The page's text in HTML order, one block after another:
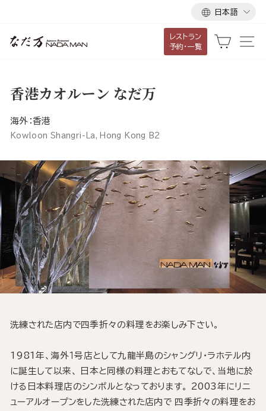
ツ
に
移
動
す
る
言
語
日本語
レストラン
予約・一覧
カート
香港カオルーン なだ万
海外：香港
Kowloon Shangri-La, Hong Kong B2
洗練された店内で四季折々の料理をお楽しみ下さい。
1981年、海外１号店として九龍半島のシャングリ・ラホテル内
に誕生して以来、 日本と同様の料理とおもてなしで、当地に於
ける日本料理店のシンボルとなっております。 2003年にリニ
ューアルオープンをした洗練された店内で 四季折々の料理をお